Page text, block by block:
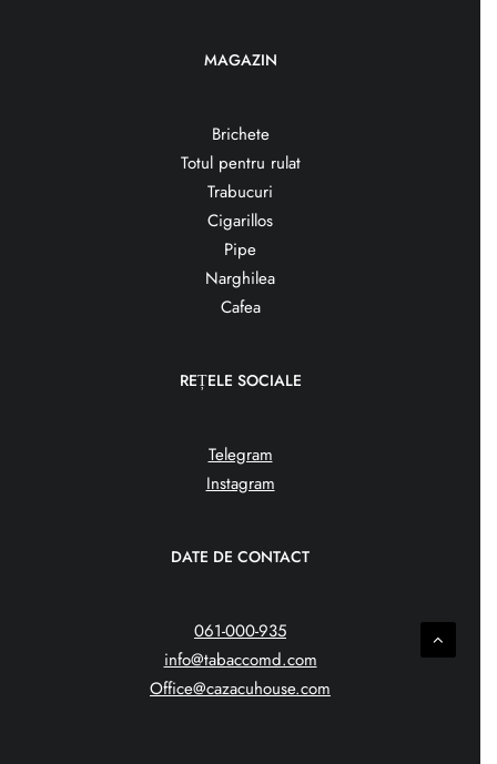
MAGAZIN
Brichete
Totul pentru rulat
Trabucuri
Cigarillos
Pipe
Narghilea
Cafea
REȚELE SOCIALE
Telegram
Instagram
DATE DE CONTACT
061-000-935
info@tabaccomd.com
Office@cazacuhouse.com